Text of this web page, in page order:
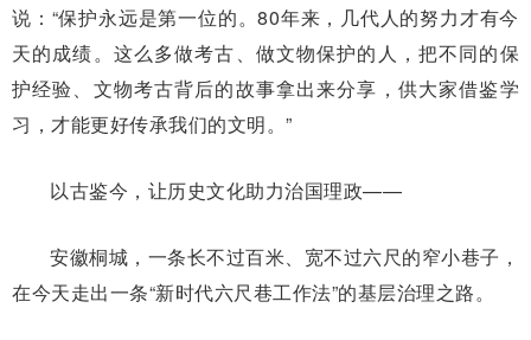
说：“保护永远是第一位的。80年来，几代人的努力才有今
天的成绩。这么多做考古、做文物保护的人，把不同的保
护经验、文物考古背后的故事拿出来分享，供大家借鉴学
习，才能更好传承我们的文明。”
以古鉴今，让历史文化助力治国理政——
安徽桐城，一条长不过百米、宽不过六尺的窄小巷子，
在今天走出一条“新时代六尺巷工作法”的基层治理之路。